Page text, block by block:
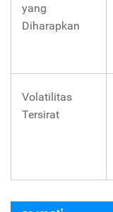
yang
Diharapkan
Volatilitas
Tersirat